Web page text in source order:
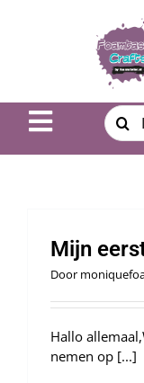
Toggle
Workshop |
naar:
Mijn
Door
Hallo
nemen op [...]